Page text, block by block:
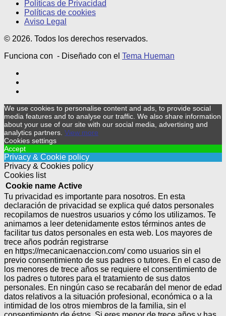
Políticas de Privacidad
Políticas de cookies
Aviso Legal
© 2026. Todos los derechos reservados.
Funciona con - Diseñado con el Tema Hueman
We use cookies to personalise content and ads, to provide social
media features and to analyse our traffic. We also share information
about your use of our site with our social media, advertising and
analytics partners. View more
Cookies settings
Accept
Privacy & Cookie policy
Privacy & Cookies policy
Cookies list
Cookie name Active
Tu privacidad es importante para nosotros. En esta
declaración de privacidad se explica qué datos personales
recopilamos de nuestros usuarios y cómo los utilizamos. Te
animamos a leer detenidamente estos términos antes de
facilitar tus datos personales en esta web. Los mayores de
trece años podrán registrarse
en https://mecanicaenaccion.com/ como usuarios sin el
previo consentimiento de sus padres o tutores. En el caso de
los menores de trece años se requiere el consentimiento de
los padres o tutores para el tratamiento de sus datos
personales. En ningún caso se recabarán del menor de edad
datos relativos a la situación profesional, económica o a la
intimidad de los otros miembros de la familia, sin el